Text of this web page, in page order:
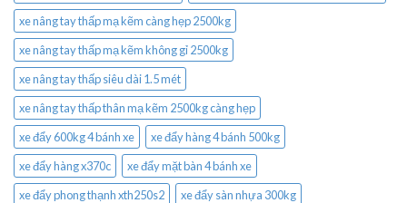
xe nâng tay thấp mạ kẽm càng hẹp 2500kg
xe nâng tay thấp mạ kẽm không gỉ 2500kg
xe nâng tay thấp siêu dài 1.5 mét
xe nâng tay thấp thân mạ kẽm 2500kg càng hẹp
xe đẩy 600kg 4 bánh xe
xe đẩy hàng 4 bánh 500kg
xe đẩy hàng x370c
xe đẩy mặt bàn 4 bánh xe
xe đẩy phong thạnh xth250s2
xe đẩy sàn nhựa 300kg